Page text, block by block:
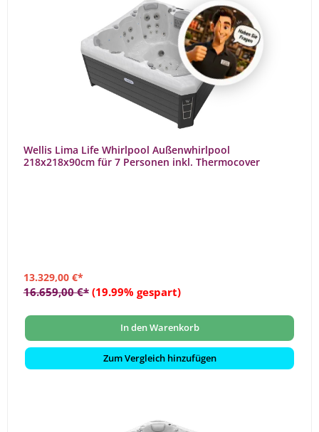
Wellis Lima Life Whirlpool Außenwhirlpool
218x218x90cm für 7 Personen inkl. Thermocover
13.329,00 €*
16.659,00 €* (19.99% gespart)
In den Warenkorb
Zum Vergleich hinzufügen